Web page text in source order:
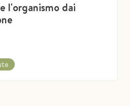
l'organismo dai